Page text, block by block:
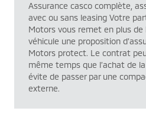
Assurance casco complète,
avec ou sans leasing Votre
Motors vous remet en plus de
véhicule une proposition
Motors protect. Le contrat
même temps que l’achat de
évite de passer par une
externe.